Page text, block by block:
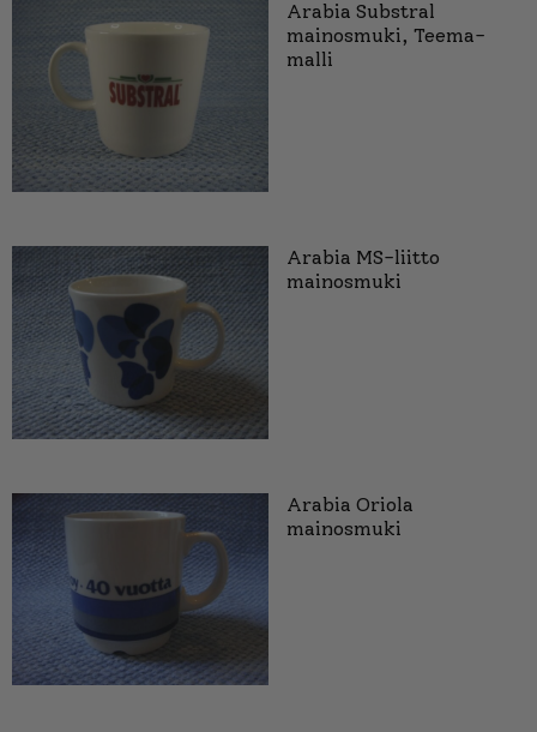
Arabia Substral
mainosmuki, Teema-
malli
Arabia MS-liitto
mainosmuki
Arabia Oriola
mainosmuki